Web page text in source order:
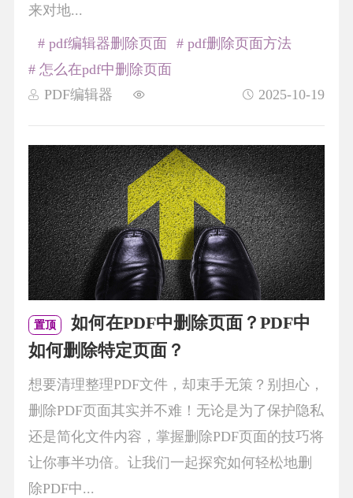
来对地...
PDF编辑器 2025-10-19
# pdf编辑器删除页面
# pdf删除页面方法
# 怎么在pdf中删除页面
置顶
如何在PDF中删除页面？PDF中
如何删除特定页面？
想要清理整理PDF文件，却束手无策？别担心，
删除PDF页面其实并不难！无论是为了保护隐私
还是简化文件内容，掌握删除PDF页面的技巧将
让你事半功倍。让我们一起探究如何轻松地删
除PDF中...